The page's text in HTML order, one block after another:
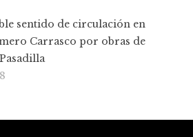
sentido de circulación en
Carrasco por obras de